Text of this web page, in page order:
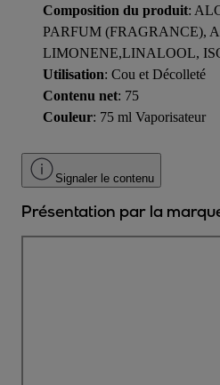
Composition du produit:
PARFUM (FRAGRANCE),
LIMONENE,LINALOOL,
Utilisation: Cou et Décolleté
Contenu net: 75
Couleur: 75 ml Vaporisateur
Signaler le contenu
Présentation par la